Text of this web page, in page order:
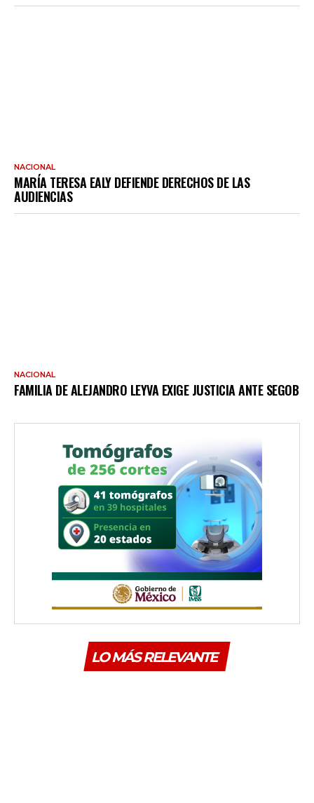
NACIONAL
MARÍA TERESA EALY DEFIENDE DERECHOS DE LAS
AUDIENCIAS
NACIONAL
FAMILIA DE ALEJANDRO LEYVA EXIGE JUSTICIA ANTE SEGOB
LO MÁS RELEVANTE